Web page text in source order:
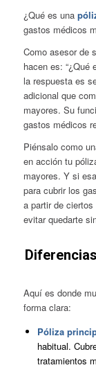
¿Qué es una
gastos médicos
Como asesor de
hacen es: “¿Qué
la respuesta es
adicional que
mayores. Su
gastos médicos
Piénsalo como
en acción tu
mayores. Y si
para cubrir los
a partir de
evitar quedarte
Aquí es donde
forma clara:
Póliza
habitual.
tratamientos